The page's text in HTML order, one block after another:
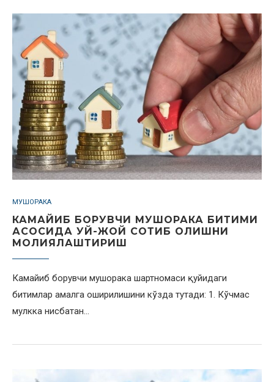
МУШОРАКА
КАМАЙИБ БОРУВЧИ МУШОРАКА БИТИМИ
АСОСИДА УЙ-ЖОЙ СОТИБ ОЛИШНИ
МОЛИЯЛАШТИРИШ
Камайиб борувчи мушорака шартномаси қуйидаги
битимлар амалга оширилишини кўзда тутади: 1. Кўчмас
мулкка нисбатан…